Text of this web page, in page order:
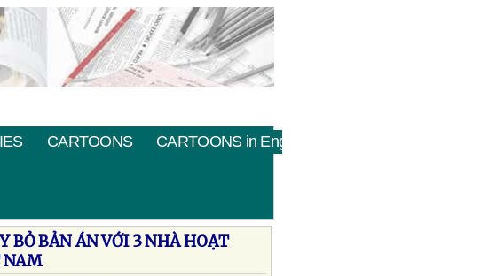
CARTOONS CARTOONS in English
BỎ BẢN ÁN VỚI 3 NHÀ HOẠT
NAM